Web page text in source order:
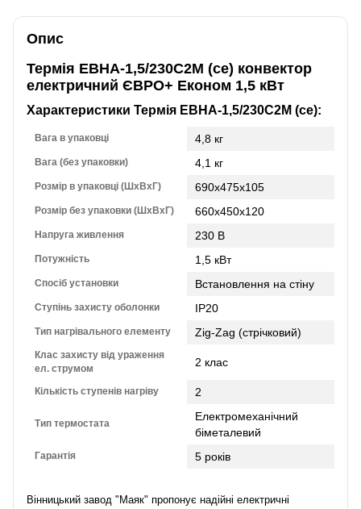
Опис
Термія ЕВНА-1,5/230С2М (се) конвектор
електричний ЄВРО+ Економ 1,5 кВт
Характеристики Термія ЕВНА-1,5/230С2М (се):
Вага в упаковці 4,8 кг
Вага (без упаковки) 4,1 кг
Розмір в упаковці (ШхВхГ) 690х475х105
Розмір без упаковки (ШхВхГ) 660х450х120
Напруга живлення 230 В
Потужність 1,5 кВт
Спосіб установки Встановлення на стіну
Ступінь захисту оболонки IP20
Тип нагрівального елементу Zig-Zag (стрічковий)
Клас захисту від ураження
ел. струмом
2 клас
Кількість ступенів нагріву 2
Тип термостата
Електромеханічний
біметалевий
Гарантія 5 років
Вінницький завод "Маяк" пропонує надійні електричні